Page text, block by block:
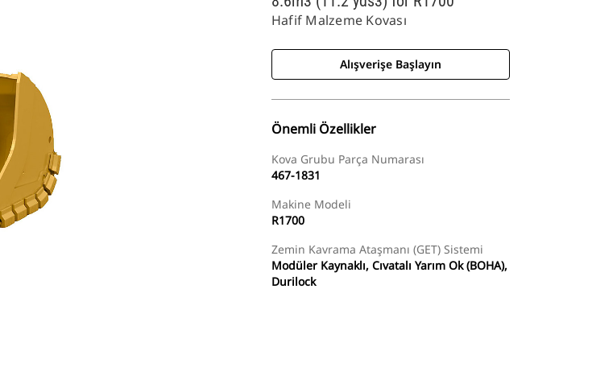
Hafif Malzeme Kovası
Alışverişe Başlayın
Önemli Özellikler
Kova Grubu Parça Numarası
467-1831
Makine Modeli
R1700
Zemin Kavrama Ataşmanı (GET) Sistemi
Modüler Kaynaklı, Cıvatalı Yarım Ok (BOHA),
Durilock